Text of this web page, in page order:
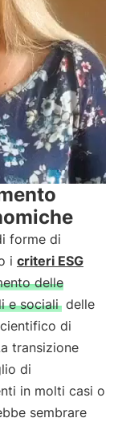
forme di
i criteri ESG
delle
e sociali delle
di
transizione
di
in molti casi o
sembrare